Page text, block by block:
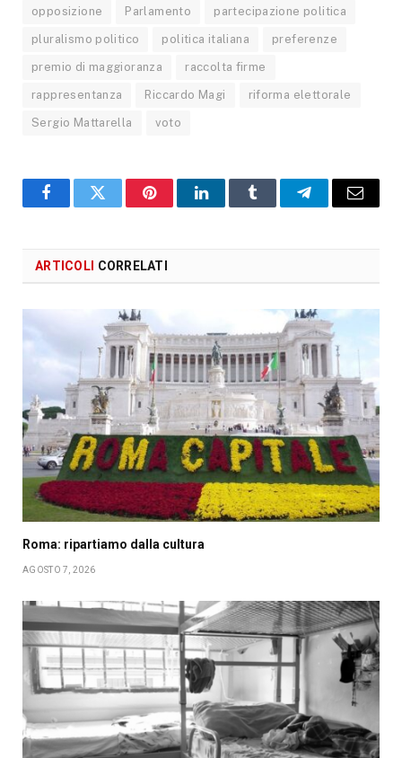
opposizione Parlamento partecipazione politica
pluralismo politico politica italiana preferenze
premio di maggioranza raccolta firme
rappresentanza Riccardo Magi riforma elettorale
Sergio Mattarella voto
Facebook
X PinterestLinkedInTumblr TelegramEmail
ARTICOLI CORRELATI
Roma: ripartiamo dalla cultura
AGOSTO 7, 2026